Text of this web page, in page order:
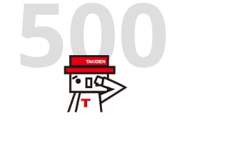
500